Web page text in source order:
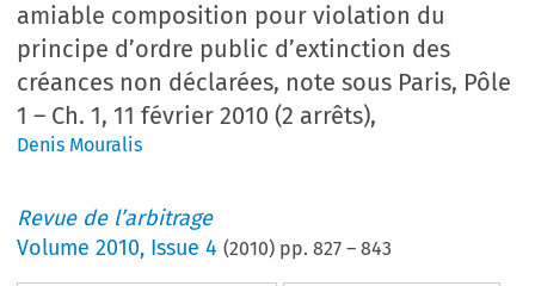
amiable composition pour violation du
principe d’ordre public d’extinction des
créances non déclarées, note sous Paris, Pôle
1 – Ch. 1, 11 février 2010 (2 arrêts),
Denis Mouralis
Revue de l’arbitrage
Volume2010, Issue 4 (2010) pp.827 –843